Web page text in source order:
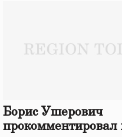
Борис Ушерович
прокомментировал